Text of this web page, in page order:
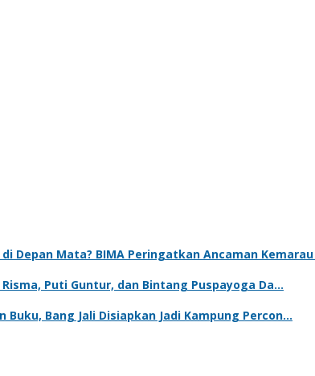
Depan Mata? BIMA Peringatkan Ancaman
Puti Guntur, dan Bintang Puspayoga Da…
Bang Jali Disiapkan Jadi Kampung Percon…